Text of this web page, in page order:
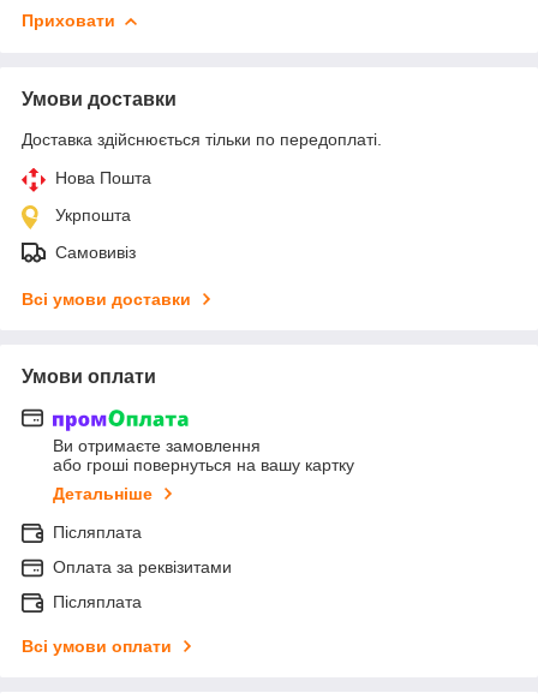
Приховати
Умови доставки
Доставка здійснюється тільки по передоплаті.
Нова Пошта
Укрпошта
Самовивіз
Всі умови доставки
Умови оплати
Ви отримаєте замовлення
або гроші повернуться на вашу картку
Детальніше
Післяплата
Оплата за реквізитами
Післяплата
Всі умови оплати